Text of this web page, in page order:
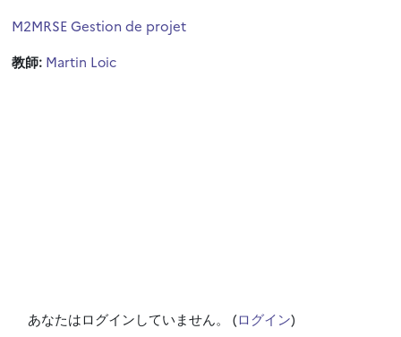
M2MRSE Gestion de projet
教師: Martin Loic
あなたはログインしていません。 (ログイン)